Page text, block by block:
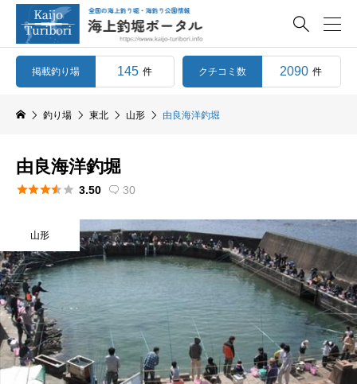

掲載釣り場 145 件 クチコミ数 2090 件
釣り場 東北 山形 由良海洋釣堀
由良海洋釣堀
 3.50  30
山形